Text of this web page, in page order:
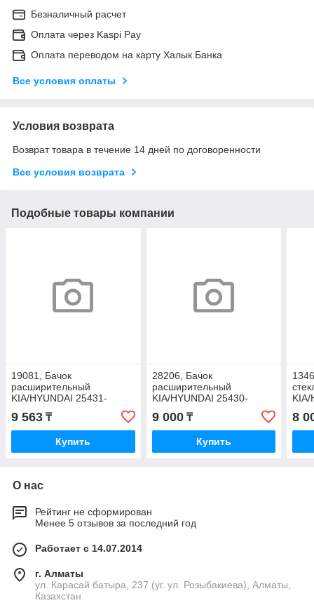
Безналичный расчет
Оплата через Kaspi Pay
Оплата переводом на карту Халык Банка
Все условия оплаты
Условия возврата
Возврат товара в течение 14 дней по договоренности
Все условия возврата
Подобные товары компании
19081, Бачок
расширительный
KIA/HYUNDAI 25431-
9 563 ₸
Купить
28206, Бачок
расширительный
KIA/HYUNDAI 25430-
9 000₸
Купить
KIA/
8
О нас
Рейтинг не сформирован
Менее 5 отзывов за последний год
Работает с 14.07.2014
г. Алматы
ул. Карасай батыра, 237 (уг. ул. Розыбакиева), Алматы,
Казахстан